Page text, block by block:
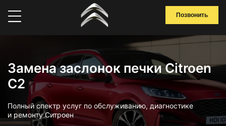
Позвонить
Замена заслонок печки Citroen
C2
Полный спектр услуг по обслуживанию, диагностике
и ремонту Ситроен